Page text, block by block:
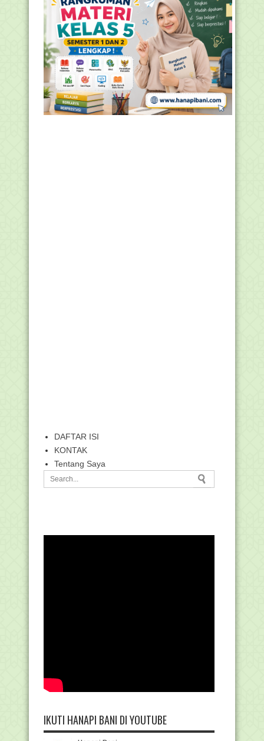
DAFTAR ISI
KONTAK
Tentang Saya
IKUTI HANAPI BANI DI YOUTUBE